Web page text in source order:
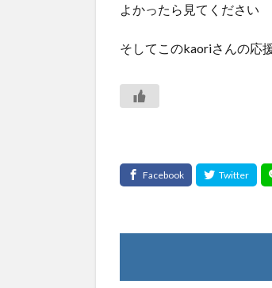
よかったら見てください
そしてこのkaoriさんの応